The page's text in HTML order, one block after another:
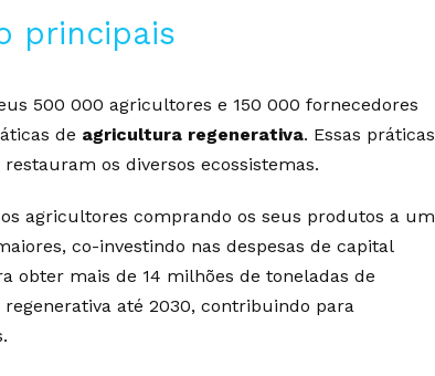
principais
500 000 agricultores e 150 000 fornecedores
de agricultura regenerativa. Essas práticas
os diversos ecossistemas.
agricultores comprando os seus produtos a um
co-investindo nas despesas de capital
obter mais de 14 milhões de toneladas de
até 2030, contribuindo para